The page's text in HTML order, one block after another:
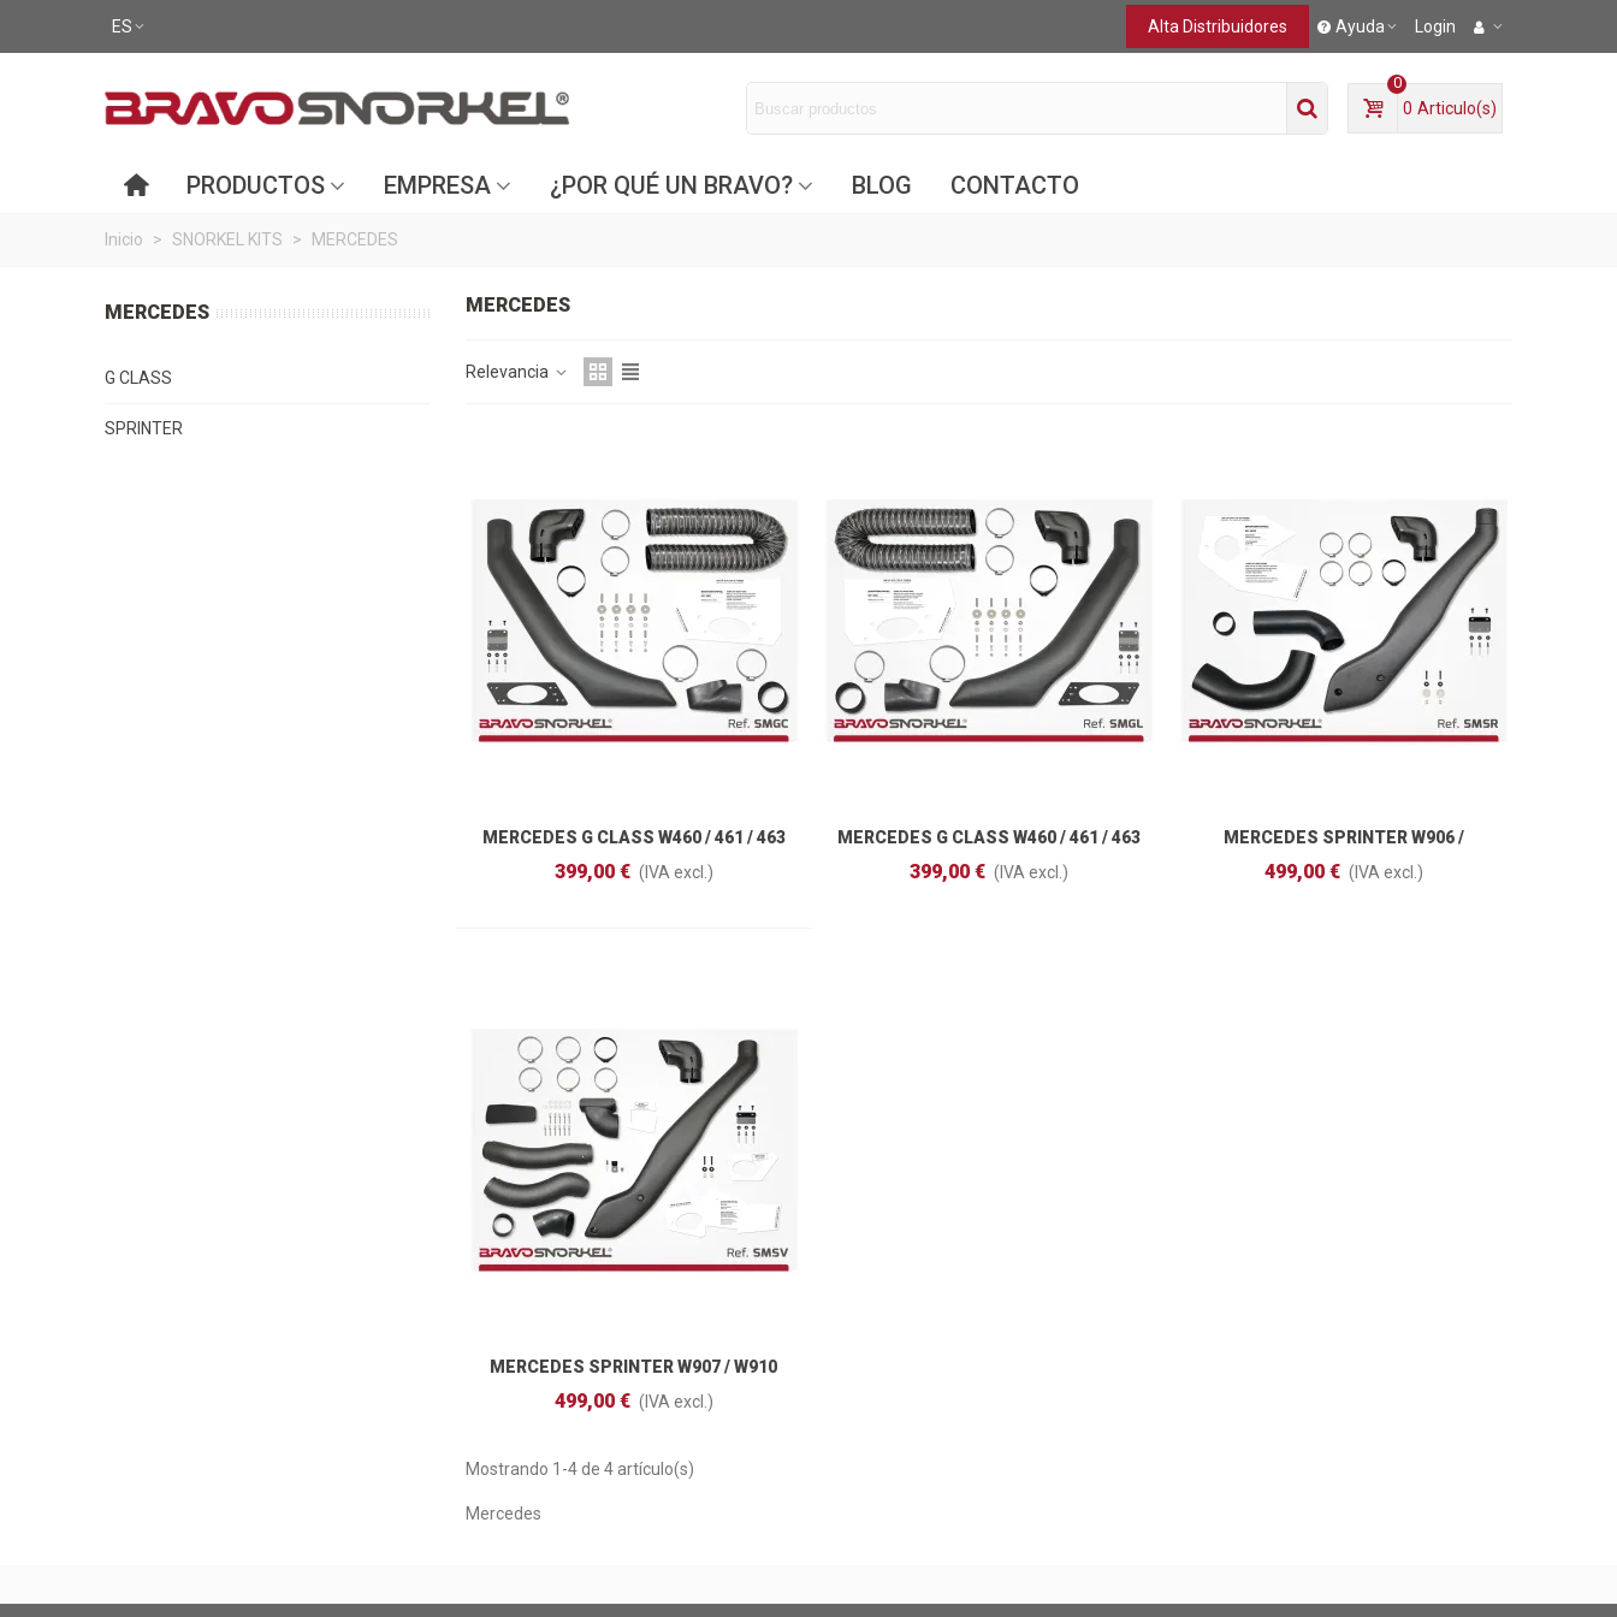
ES Ayuda Login
Alta Distribuidores
0
0 Articulo(s)
PRODUCTOS EMPRESA ¿POR QUÉ UN BRAVO? BLOG CONTACTO
Inicio > SNORKEL KITS > MERCEDES
MERCEDES
G CLASS
SPRINTER
MERCEDES
Relevancia
Añadir Al Carrito
MERCEDES G CLASS W460 / 461 / 463
(1979 - 2018)
399,00 € (IVA excl.)
Añadir Al Carrito
MERCEDES G CLASS W460 / 461 / 463
(1979 - 2018)
399,00 € (IVA excl.)
Añadir Al Carrito
MERCEDES SPRINTER W906 /
VOLKSWAGEN CRAFTER (2006 - 2018)
499,00 € (IVA excl.)
Añadir Al Carrito
MERCEDES SPRINTER W907 / W910
(2018 - )
499,00 € (IVA excl.)
Mostrando 1-4 de 4 artículo(s)
Mercedes